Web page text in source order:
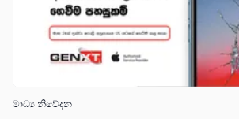
මාධ්‍ය නිවේද​න